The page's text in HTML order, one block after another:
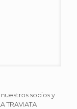
socios y
TRAVIATA